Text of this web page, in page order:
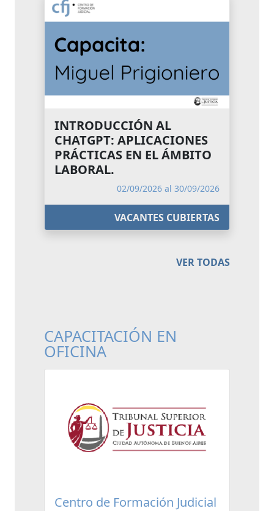
INTRODUCCIÓN AL
CHATGPT: APLICACIONES
PRÁCTICAS EN EL ÁMBITO
LABORAL.
02/09/2026 al 30/09/2026
VACANTES CUBIERTAS
VER TODAS
CAPACITACIÓN EN
OFICINA
Centro de Formación Judicial